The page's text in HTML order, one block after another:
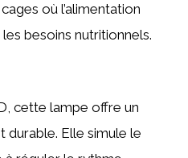
où l’alimentation
besoins nutritionnels.
cette lampe offre un
durable. Elle simule le